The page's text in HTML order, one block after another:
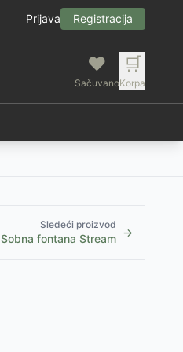
Prijava Registracija
❤️
Sačuvano
🛒
Korpa
Sledeći proizvod
Sobna fontana Stream →